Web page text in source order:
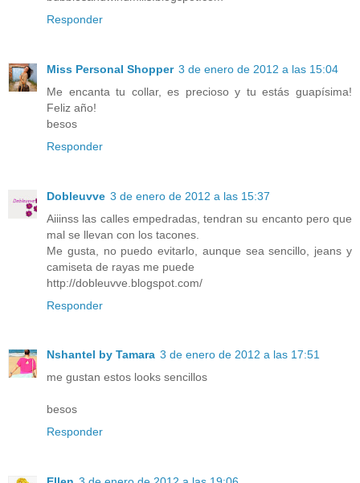
Responder
Miss Personal Shopper 3 de enero de 2012 a las 15:04
Me encanta tu collar, es precioso y tu estás guapísima!
Feliz año!
besos
Responder
Dobleuvve 3 de enero de 2012 a las 15:37
Aiiinss las calles empedradas, tendran su encanto pero que
mal se llevan con los tacones.
Me gusta, no puedo evitarlo, aunque sea sencillo, jeans y
camiseta de rayas me puede
http://dobleuvve.blogspot.com/
Responder
Nshantel by Tamara 3 de enero de 2012 a las 17:51
me gustan estos looks sencillos
besos
Responder